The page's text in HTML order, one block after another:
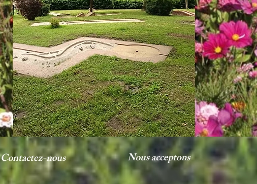
Contactez-nous Nous acceptons